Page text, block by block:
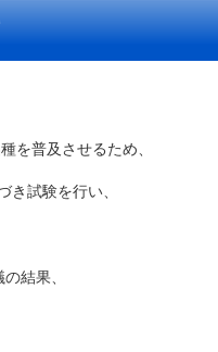
を普及させるため、
き試験を行い、
結果、